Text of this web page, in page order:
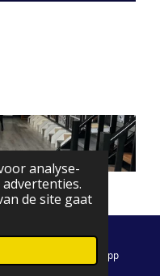
analyse-
de site gaat
WhatsApp